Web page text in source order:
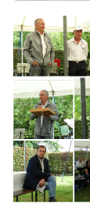
Branding
ARMCHAIR